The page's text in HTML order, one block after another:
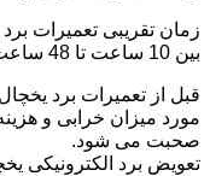
بین 10 ساعت تا 48 ساعت به صورت نهایی می باشد.
قبل از تعمیرات برد
مورد میزان خرابی و
صحبت می شود.
تعویض برد الکترونیکی